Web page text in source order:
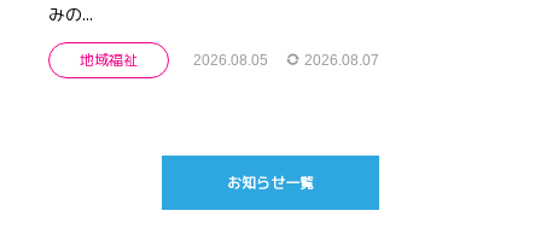
みの...
地域福祉 2026.08.05 2026.08.07
お知らせ一覧